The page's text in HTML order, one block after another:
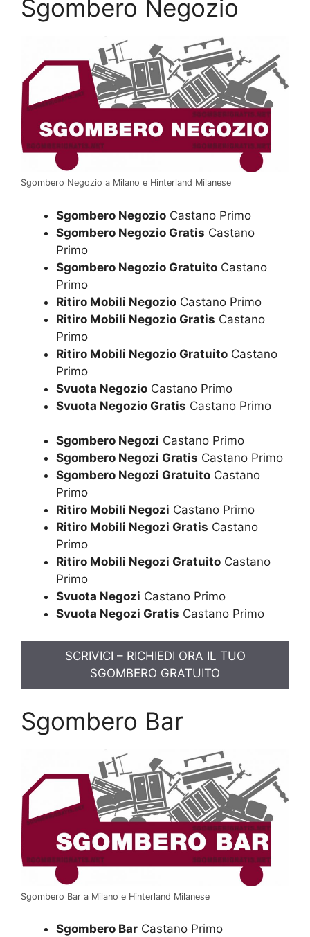
Sgombero Negozio
Sgombero Negozio a Milano e Hinterland Milanese
Sgombero Negozio Castano Primo
Sgombero Negozio Gratis Castano
Primo
Sgombero Negozio Gratuito Castano
Primo
Ritiro Mobili Negozio Castano Primo
Ritiro Mobili Negozio Gratis Castano
Primo
Ritiro Mobili Negozio Gratuito Castano
Primo
Svuota Negozio Castano Primo
Svuota Negozio Gratis Castano Primo
Sgombero Negozi Castano Primo
Sgombero Negozi Gratis Castano Primo
Sgombero Negozi Gratuito Castano
Primo
Ritiro Mobili Negozi Castano Primo
Ritiro Mobili Negozi Gratis Castano
Primo
Ritiro Mobili Negozi Gratuito Castano
Primo
Svuota Negozi Castano Primo
Svuota Negozi Gratis Castano Primo
SCRIVICI – RICHIEDI ORA IL TUO
SGOMBERO GRATUITO
Sgombero Bar
Sgombero Bar a Milano e Hinterland Milanese
Sgombero Bar Castano Primo